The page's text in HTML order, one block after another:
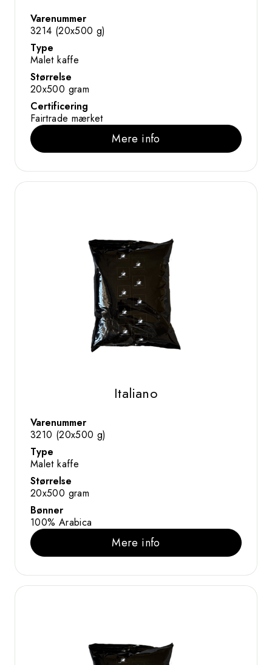
Varenummer
3214 (20x500 g)
Type
Malet kaffe
Størrelse
20x500 gram
Certificering
Fairtrade mærket
Mere info
Italiano
Varenummer
3210 (20x500 g)
Type
Malet kaffe
Størrelse
20x500 gram
Bønner
100% Arabica
Mere info